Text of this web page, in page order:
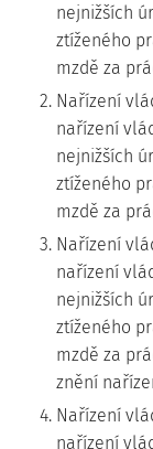
nejnižších
ztíženého
mzdě za
2. Nařízení
nařízení
nejnižších
ztíženého
mzdě za
3. Nařízení
nařízení
nejnižších
ztíženého
mzdě za
znění
4. Nařízení
nařízení